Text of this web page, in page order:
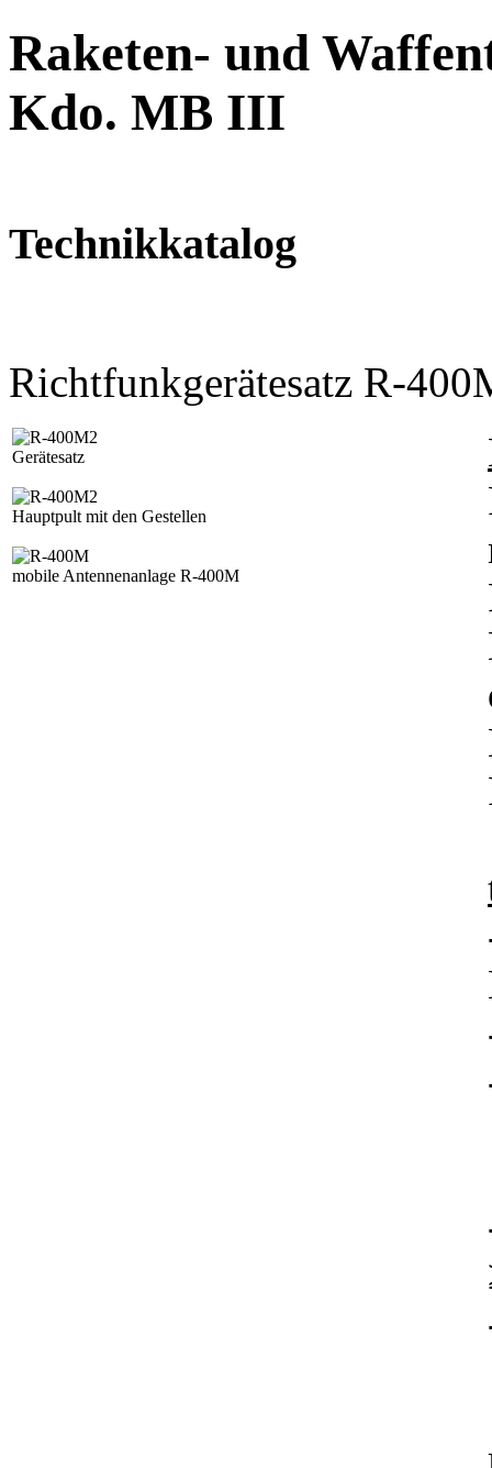
Raketen- und
Kdo. MB III
Technikkatalog
Richtfunkgerätesatz R-
Gerätesatz
Hauptpult mit den Gestellen
mobile Antennenanlage R-400M